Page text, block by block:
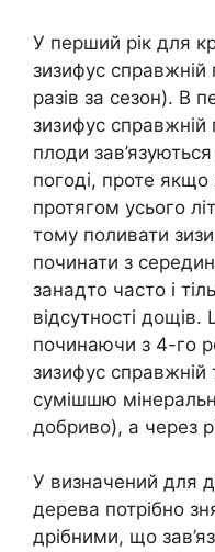
У перший рік для
зизифус
разів за сезон). В
зизифус
плоди
погоді, проте
протягом усього
тому поливати
починати з
занадто часто і
відсутності дощів.
починаючи з 4-го
зизифус справжній
сумішшю
добриво), а через
У визначений для
дерева потрібно
дрібними, що